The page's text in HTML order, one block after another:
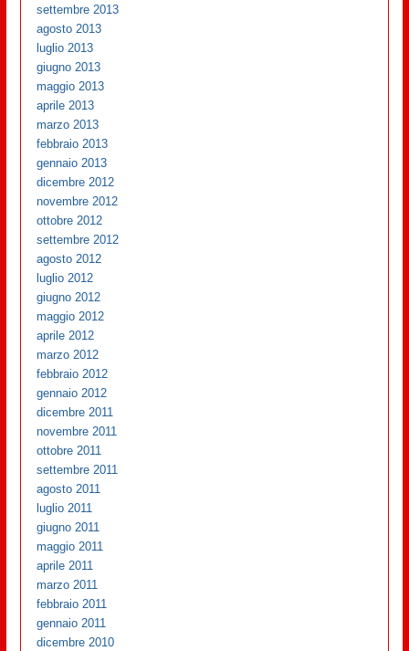
settembre 2013
agosto 2013
luglio 2013
giugno 2013
maggio 2013
aprile 2013
marzo 2013
febbraio 2013
gennaio 2013
dicembre 2012
novembre 2012
ottobre 2012
settembre 2012
agosto 2012
luglio 2012
giugno 2012
maggio 2012
aprile 2012
marzo 2012
febbraio 2012
gennaio 2012
dicembre 2011
novembre 2011
ottobre 2011
settembre 2011
agosto 2011
luglio 2011
giugno 2011
maggio 2011
aprile 2011
marzo 2011
febbraio 2011
gennaio 2011
dicembre 2010